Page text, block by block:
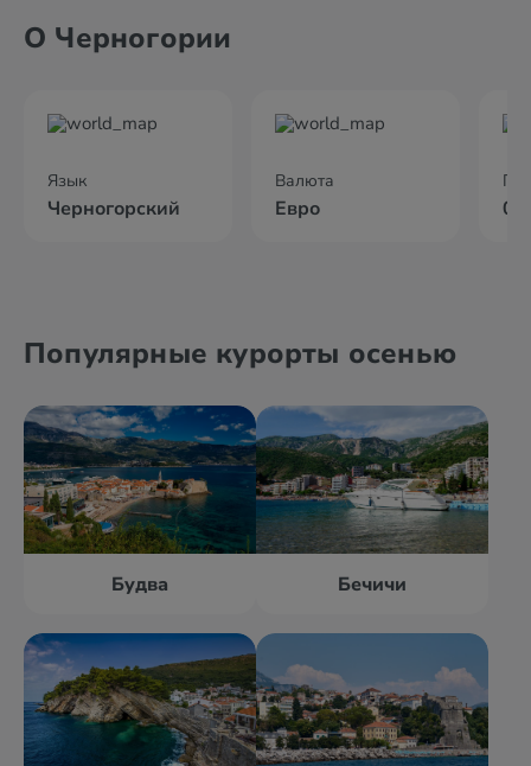
О Черногории
Язык
Черногорский
Валюта
Евро
Популярные курорты осенью
Будва Бечичи